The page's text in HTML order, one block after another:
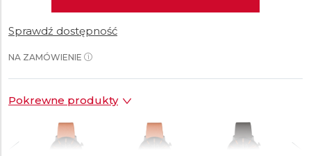
Sprawdź dostępność
NA ZAMÓWIENIE
Pokrewne produkty